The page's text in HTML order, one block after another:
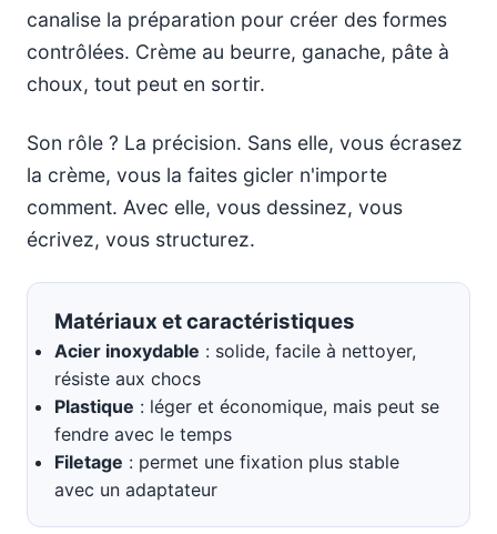
canalise la préparation pour créer des formes
contrôlées. Crème au beurre, ganache, pâte à
choux, tout peut en sortir.
Son rôle ? La précision. Sans elle, vous écrasez
la crème, vous la faites gicler n'importe
comment. Avec elle, vous dessinez, vous
écrivez, vous structurez.
Matériaux et caractéristiques
Acier inoxydable : solide, facile à nettoyer,
résiste aux chocs
Plastique : léger et économique, mais peut se
fendre avec le temps
Filetage : permet une fixation plus stable
avec un adaptateur